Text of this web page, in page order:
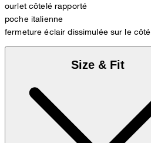
ourlet côtelé rapporté
poche italienne
fermeture éclair dissimulée sur le côté
Size & Fit